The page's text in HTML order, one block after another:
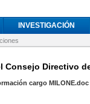
INVESTIGACIÓN
Consejo Directivo
cargo MILONE.doc